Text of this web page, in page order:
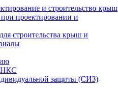
и строительство крыш
проектировании и
строительства крыш и
НКС
защиты (СИЗ)